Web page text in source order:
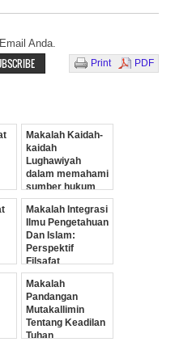
Anda.
Print PDF
Makalah Kaidah-
kaidah
Lughawiyah
dalam memahami
sumber hukum
Islam
Makalah Integrasi
Ilmu Pengetahuan
Dan Islam:
Perspektif
Filsafat
Makalah
Pandangan
Mutakallimin
Tentang Keadilan
Tuhan